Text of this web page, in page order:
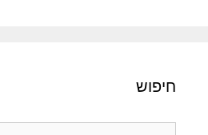
חיפוש